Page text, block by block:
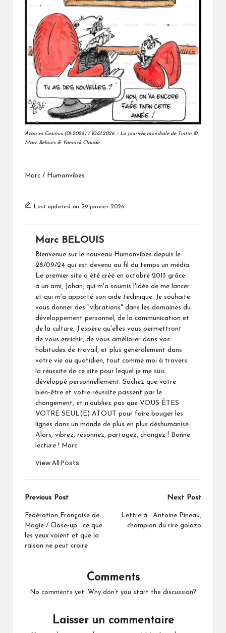
Azou vs Cosinus (01-2026) / 10.01.2026 – La journée mondiale de Tintin ©
Marc Bélouis & Yannick Claude
Marc / Humanvibes
Last updated on 29 janvier 2026
Marc BELOUIS
Bienvenue sur le nouveau Humanvibes depuis le
28/09/24 qui est devenu au fil du temps un média.
Le premier site a été créé en octobre 2013 grâce
à un ami, Johan, qui m'a soumis l'idée de me lancer
et qui m'a apporté son aide technique. Je souhaite
vous donner des "vibrations" dans les domaines du
développement personnel, de la communication et
de la culture. J'espère qu'elles vous permettront
de vous enrichir, de vous améliorer dans vos
habitudes de travail, et plus généralement dans
votre vie au quotidien, tout comme moi à travers
la réussite de ce site pour lequel je me suis
développé personnellement. Sachez que votre
bien-être et votre réussite passent par le
changement, et n’oubliez pas que VOUS ÊTES
VOTRE SEUL(E) ATOUT pour faire bouger les
lignes dans un monde de plus en plus déshumanisé.
Alors, vibrez, résonnez, partagez, changez ! Bonne
lecture ! Marc
View All Posts
Post
navigation
Previous Post
Fédération Française de
Magie / Close-up : ce que
les yeux voient et que la
raison ne peut croire
Next Post
Lettre à… Antoine Pineau,
champion du rire golazo
Comments
No comments yet. Why don’t you start the discussion?
Laisser un commentaire